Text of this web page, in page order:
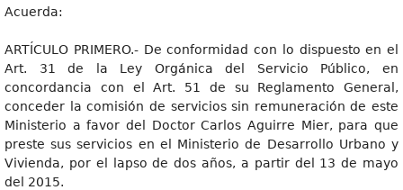
Acuerda:
ARTÍCULO PRIMERO.- De conformidad con lo dispuesto en el
Art. 31 de la Ley Orgánica del Servicio Público, en
concordancia con el Art. 51 de su Reglamento General,
conceder la comisión de servicios sin remuneración de este
Ministerio a favor del Doctor Carlos Aguirre Mier, para que
preste sus servicios en el Ministerio de Desarrollo Urbano y
Vivienda, por el lapso de dos años, a partir del 13 de mayo
del 2015.